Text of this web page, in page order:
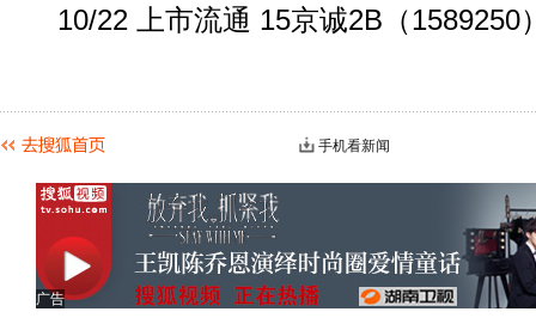
10/22 上市流通 15京诚2B（1589250
手机看新闻
广告